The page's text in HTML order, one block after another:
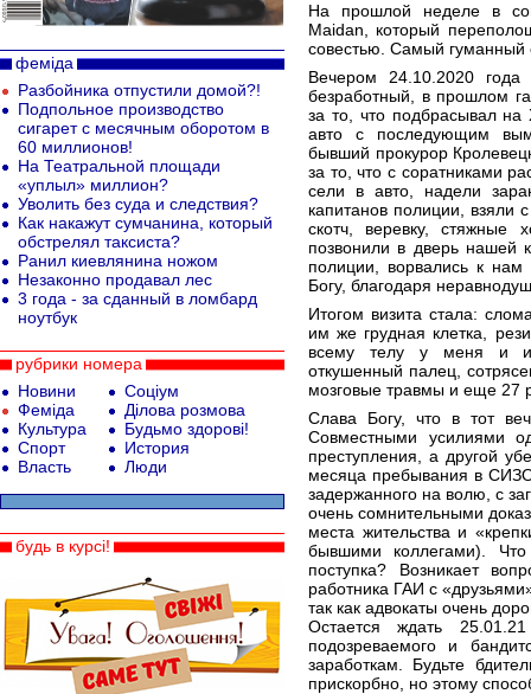
На прошлой неделе в
Maidan, который
совестью. Самый гуманный
Вечером 24.10.2020
безработный, в прошлом
за то, что подбрасывал на
авто с последующим
бывший прокурор
за то, что с соратниками
сели в авто, надели
капитанов полиции, взяли
скотч, веревку,
позвонили в дверь нашей
полиции, ворвались к
Богу, благодаря
Итогом визита стала:
им же грудная клетка,
всему телу у меня и
откушенный палец,
мозговые травмы и еще 27
Слава Богу, что в тот
Совместными усилиями
преступления, а другой
месяца пребывания в СИЗО
задержанного на волю, с
очень сомнительными
места жительства и
бывшими коллегами). Что
поступка? Возникает
работника ГАИ с
так как адвокаты очень
Остается ждать
подозреваемого и
заработкам. Будьте
прискорбно, но этому
феміда
Разбойника отпустили домой?!
Подпольное производство
сигарет с месячным оборотом в
60 миллионов!
На Театральной площади
«уплыл» миллион?
Уволить без суда и следствия?
Как накажут сумчанина, который
обстрелял таксиста?
Ранил киевлянина ножом
Незаконно продавал лес
3 года - за сданный в ломбард
ноутбук
рубрики номера
Новини
Феміда
Культура
Спорт
Власть
Соціум
Ділова розмова
Будьмо здорові!
История
Люди
будь в курсі!